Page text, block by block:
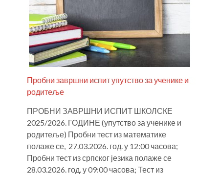
Пробни завршни испит упутство за ученике и
родитеље
ПРОБНИ ЗАВРШНИ ИСПИТ ШКОЛСКЕ
2025/2026. ГОДИНЕ (упутство за ученике и
родитеље) Пробни тест из математике
полаже се, 27.03.2026. год. у 12:00 часова;
Пробни тест из српског језика полаже се
28.03.2026. год. у 09:00 часова; Тест из